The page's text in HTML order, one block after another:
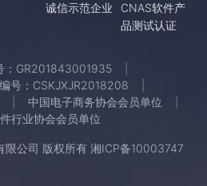
诚信示范企业
CNAS软件产
品测试认证
：GR201843001935
号：CSKJXJR2018208
中国电子商务协会会员单位
行业协会会员单位
公司 版权所有 湘ICP备10003747